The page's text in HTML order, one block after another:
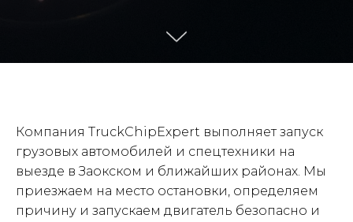
Компания TruckChipExpert выполняет запуск
грузовых автомобилей и спецтехники на
выезде в Заокском и ближайших районах. Мы
приезжаем на место остановки, определяем
причину и запускаем двигатель безопасно и